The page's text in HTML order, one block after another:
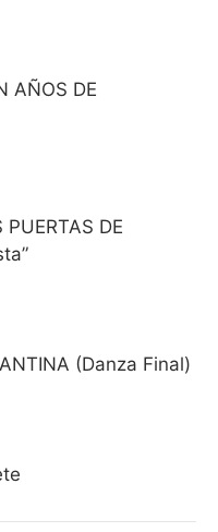
AÑOS DE
DE
(Danza Final)